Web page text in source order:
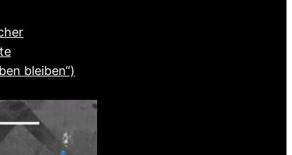
bleiben“)